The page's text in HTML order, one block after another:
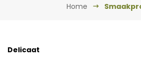
Home
Delicaat